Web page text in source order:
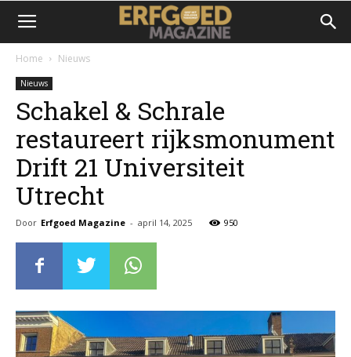
Home Nieuws
Nieuws
Schakel & Schrale
restaureert rijksmonument
Drift 21 Universiteit
Utrecht
Door Erfgoed Magazine - april 14, 2025 950